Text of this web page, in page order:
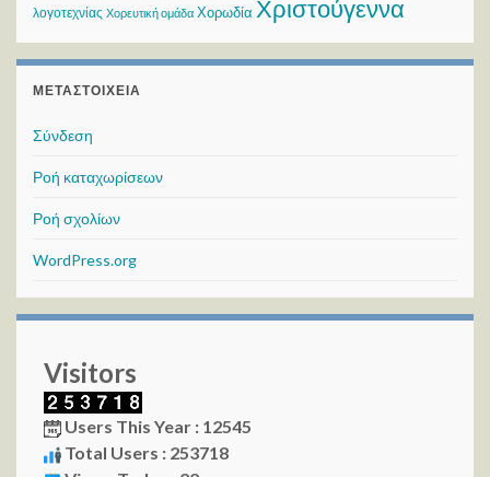
λογοτεχνίας Χορευτική ομάδα Χορωδία Χριστούγεννα
ΜΕΤΑΣΤΟΙΧΕΊΑ
Σύνδεση
Ροή καταχωρίσεων
Ροή σχολίων
WordPress.org
Visitors
Users This Year : 12545
Total Users : 253718